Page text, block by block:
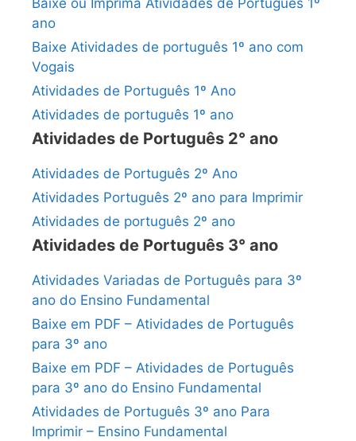
ano
Baixe Atividades de português 1º ano com
Vogais
Atividades de Português 1º Ano
Atividades de português 1º ano
Atividades de Português 2° ano
Atividades de Português 2º Ano
Atividades Português 2º ano para Imprimir
Atividades de português 2º ano
Atividades de Português 3° ano
Atividades Variadas de Português para 3º
ano do Ensino Fundamental
Baixe em PDF – Atividades de Português
para 3º ano
Baixe em PDF – Atividades de Português
para 3º ano do Ensino Fundamental
Atividades de Português 3º ano Para
Imprimir – Ensino Fundamental